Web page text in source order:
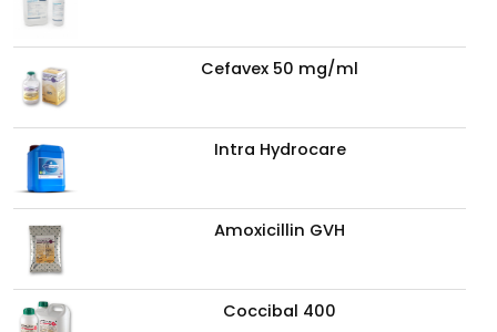
Cefavex 50 mg/ml
Intra Hydrocare
Amoxicillin GVH
Coccibal 400